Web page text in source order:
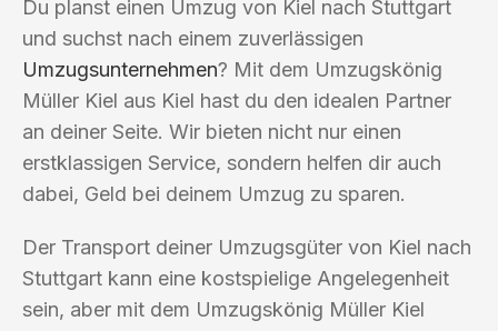
Du planst einen Umzug von Kiel nach Stuttgart
und suchst nach einem zuverlässigen
Umzugsunternehmen? Mit dem Umzugskönig
Müller Kiel aus Kiel hast du den idealen Partner
an deiner Seite. Wir bieten nicht nur einen
erstklassigen Service, sondern helfen dir auch
dabei, Geld bei deinem Umzug zu sparen.
Der Transport deiner Umzugsgüter von Kiel nach
Stuttgart kann eine kostspielige Angelegenheit
sein, aber mit dem Umzugskönig Müller Kiel